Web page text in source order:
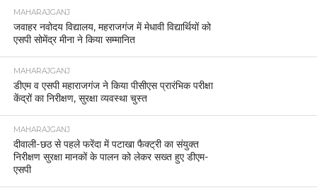
MAHARAJGANJ
जवाहर नवोदय विद्यालय, महराजगंज में मेधावी विद्यार्थियों को
एसपी सोमेंद्र मीना ने किया सम्मानित
MAHARAJGANJ
डीएम व एसपी महाराजगंज ने किया पीसीएस प्रारंभिक परीक्षा
केंद्रों का निरीक्षण, सुरक्षा व्यवस्था चुस्त
MAHARAJGANJ
दीवाली-छठ से पहले फरेंदा में पटाखा फैक्ट्री का संयुक्त
निरीक्षण सुरक्षा मानकों के पालन को लेकर सख्त हुए डीएम-
एसपी